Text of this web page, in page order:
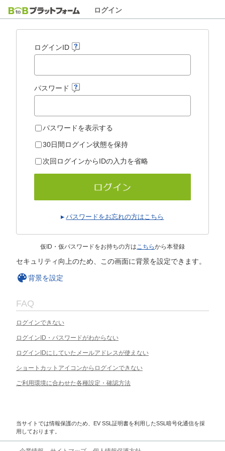
ログイン
ログインID
パスワード
パスワードを表示する
30日間ログイン状態を保持
次回ログインからIDの入力を省略
パスワードをお忘れの方はこちら
仮ID・仮パスワードをお持ちの方はこちらから本登録
セキュリティ向上のため、この画面に背景を設定できます。
背景を設定
FAQ
ログインできない
ログインID・パスワードがわからない
ログインIDにしていたメールアドレスが使えない
ショートカットアイコンからログインできない
ご利用環境に合わせた各種設定・確認方法
当サイトでは情報保護のため、EV SSL証明書を利用したSSL暗号化通信を採
用しております。